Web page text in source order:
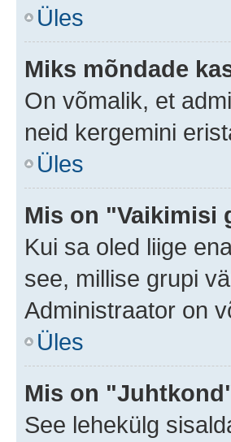
Üles
Miks mõndade
On võmalik, et
neid kergemini
Üles
Mis on "Vaikimisi
Kui sa oled liige
see, millise grupi
Administraator on
Üles
Mis on
See lehekülg